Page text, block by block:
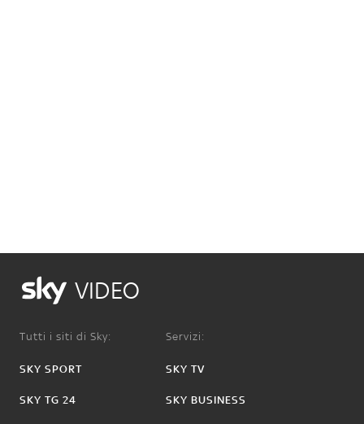
VIDEO
Tutti i siti di Sky:
SKY SPORT
SKY TG 24
Servizi:
SKY TV
SKY BUSINESS